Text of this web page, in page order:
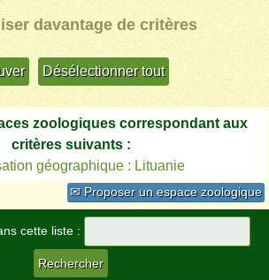
davantage de critères
zoologiques correspondant aux
critères suivants :
géographique : Lituanie
✉ Proposer un espace zoologique
cette liste :